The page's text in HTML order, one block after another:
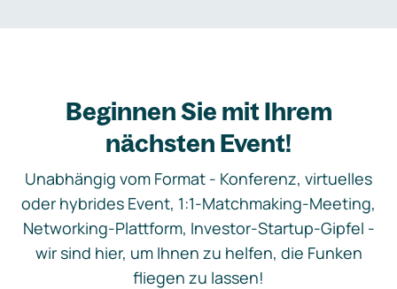
Beginnen Sie mit Ihrem
nächsten Event!
Unabhängig vom Format - Konferenz, virtuelles
oder hybrides Event, 1:1-Matchmaking-Meeting,
Networking-Plattform, Investor-Startup-Gipfel -
wir sind hier, um Ihnen zu helfen, die Funken
fliegen zu lassen!